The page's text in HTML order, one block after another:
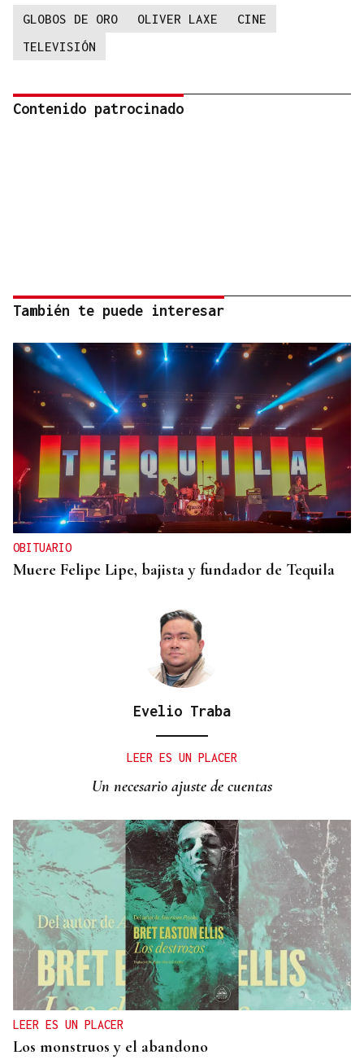
GLOBOS DE ORO OLIVER LAXE
CINE
TELEVISIÓN
Contenido patrocinado
También te puede interesar
OBITUARIO
Muere Felipe Lipe, bajista y fundador de Tequila
Evelio Traba
LEER ES UN PLACER
Un necesario ajuste de cuentas
LEER ES UN PLACER
Los monstruos y el abandono